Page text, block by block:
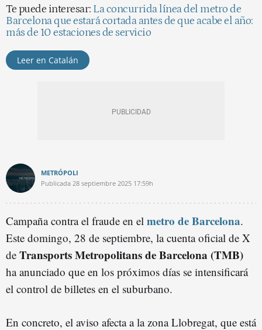
Te puede interesar: La concurrida línea del metro de
Barcelona que estará cortada antes de que acabe el año:
más de 10 estaciones de servicio
Leer en Catalán
METRÓPOLI
Publicada 28 septiembre 2025 17:59h
Campaña contra el fraude en el metro de Barcelona.
Este domingo, 28 de septiembre, la cuenta oficial de X
de Transports Metropolitans de Barcelona (TMB)
ha anunciado que en los próximos días se intensificará
el control de billetes en el suburbano.
En concreto, el aviso afecta a la zona Llobregat, que está